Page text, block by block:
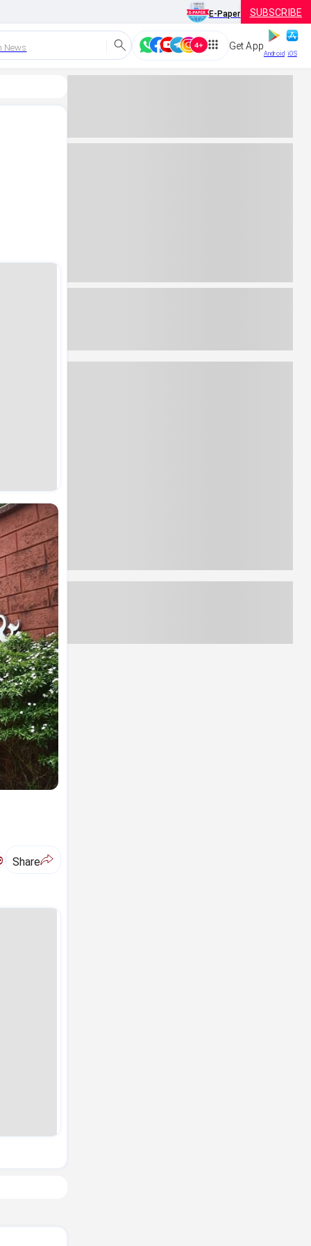
E-Paper SUBSCRIBE
News Get App
Android iOS
Share